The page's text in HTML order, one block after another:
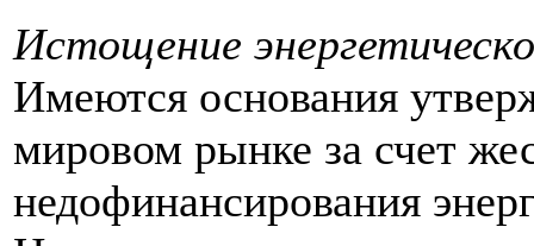
Истощение
Имеются основания
мировом рынке за счет
недофинансирования